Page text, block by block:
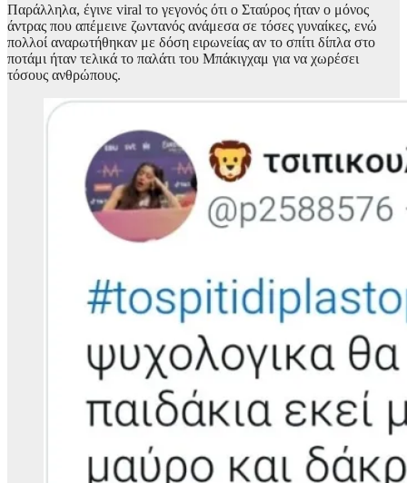
Παράλληλα, έγινε viral το γεγονός ότι ο Σταύρος ήταν ο μόνος
άντρας που απέμεινε ζωντανός ανάμεσα σε τόσες γυναίκες, ενώ
πολλοί αναρωτήθηκαν με δόση ειρωνείας αν το σπίτι δίπλα στο
ποτάμι ήταν τελικά το παλάτι του Μπάκιγχαμ για να χωρέσει
τόσους ανθρώπους.